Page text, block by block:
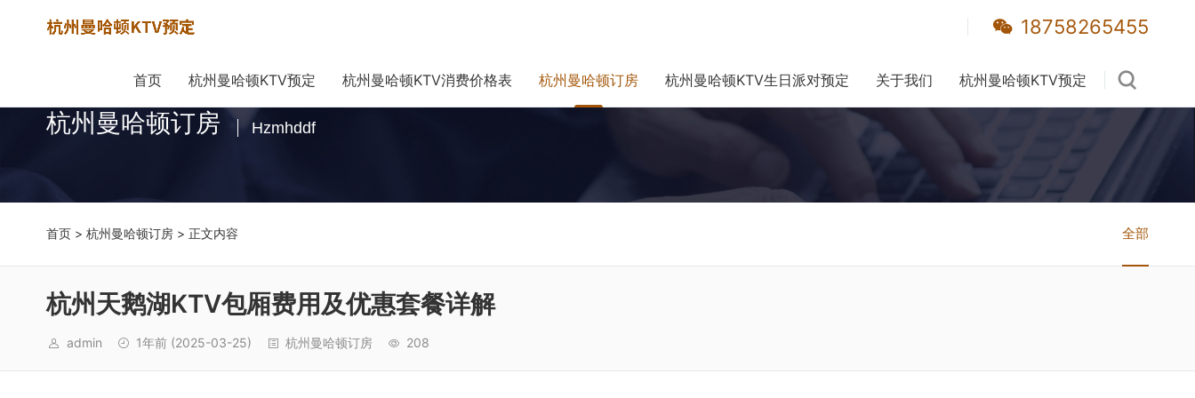
18758265455
首页 杭州曼哈顿KTV预定 杭州曼哈顿KTV消费价格表 杭州曼哈顿订房 杭州曼哈顿KTV生日派对预定 关于我们 杭州曼哈顿KTV预定
杭州曼哈顿订房 Hzmhddf
首页 > 杭州曼哈顿订房 > 正文内容 全部
杭州天鹅湖KTV包厢费用及优惠套餐详解
admin 1年前 (2025-03-25) 杭州曼哈顿订房 208